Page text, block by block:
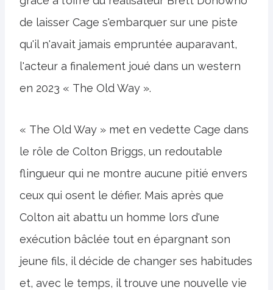
de laisser Cage s'embarquer sur une piste
qu'il n'avait jamais empruntée auparavant,
l'acteur a finalement joué dans un western
en 2023 « The Old Way ».
« The Old Way » met en vedette Cage dans
le rôle de Colton Briggs, un redoutable
flingueur qui ne montre aucune pitié envers
ceux qui osent le défier. Mais après que
Colton ait abattu un homme lors d'une
exécution bâclée tout en épargnant son
jeune fils, il décide de changer ses habitudes
et, avec le temps, il trouve une nouvelle vie